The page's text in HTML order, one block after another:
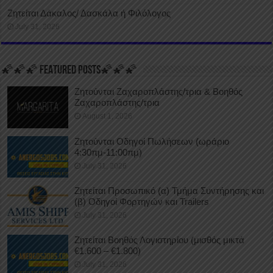
Ζητείται Δάκαλος/ Δασκάλα ή Φιλόλογος
July 31, 2026
🌠🌠🌠 FEATURED POSTS🌠🌠🌠
Ζητούνται Ζαχαροπλάστης/τρια & Βοηθός
Ζαχαροπλάστης/τρια
August 1, 2026
Ζητούνται Οδηγοί Πωλήσεων (ωράριο
4:30πμ-11:00πμ)
July 31, 2026
Ζητείται Προσωπικό (α) Τμήμα Συντήρησης και
(β) Οδηγοί Φορτηγών και Trailers
July 31, 2026
Ζητείται Βοηθός Λογιστηρίου (μισθός μικτά
€1.600 – €1.800)
July 31, 2026